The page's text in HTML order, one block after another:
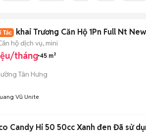
khai Trương Căn Hộ 1Pn Full Nt
hộ dịch vụ, mini
tháng 45 m²
Tân Hưng
Vũ Unite
Candy Hi 50 50cc Xanh đen Đã sử